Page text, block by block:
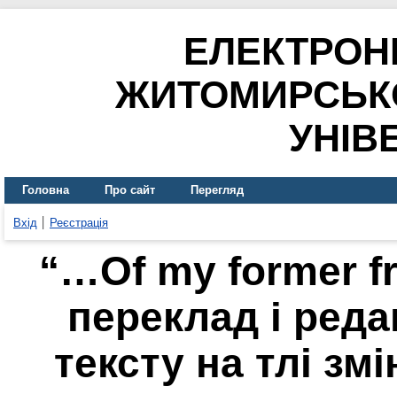
Головна Про сайт Перегляд
Вхід Реєстрація
“…Of my former
переклад і
тексту на тлі